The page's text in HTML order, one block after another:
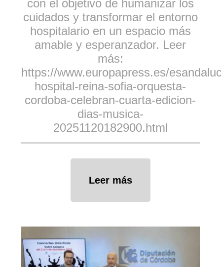
con el objetivo de humanizar los
cuidados y transformar el entorno
hospitalario en un espacio más
amable y esperanzador. Leer
más:
https://www.europapress.es/
hospital-reina-sofia-orquesta-
cordoba-celebran-cuarta-edicion-
dias-musica-
20251120182900.html
Leer más